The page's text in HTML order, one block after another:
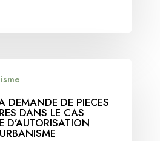
DE PIECES
DANS LE CAS
D’AUTORISATION